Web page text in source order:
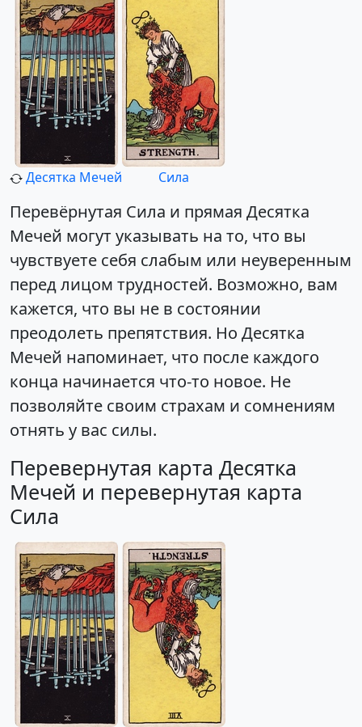
Десятка Мечей Сила
Перевёрнутая Сила и прямая Десятка
Мечей могут указывать на то, что вы
чувствуете себя слабым или неуверенным
перед лицом трудностей. Возможно, вам
кажется, что вы не в состоянии
преодолеть препятствия. Но Десятка
Мечей напоминает, что после каждого
конца начинается что-то новое. Не
позволяйте своим страхам и сомнениям
отнять у вас силы.
Перевернутая карта Десятка
Мечей и перевернутая карта
Сила